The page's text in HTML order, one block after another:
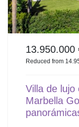
13.950.000
Reduced from
Villa de lujo
Marbella